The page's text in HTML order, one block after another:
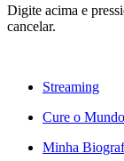
Digite acima e
cancelar.
Streaming
Cure o Mundo
Minha